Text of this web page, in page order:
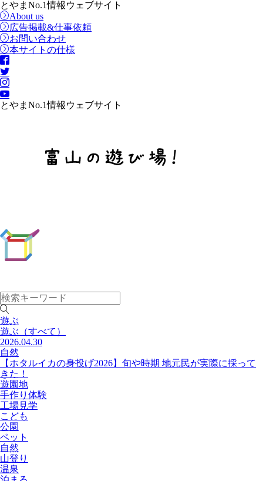
とやまNo.1情報ウェブサイト
About us
広告掲載&仕事依頼
お問い合わせ
本サイトの仕様
とやまNo.1情報ウェブサイト
遊ぶ
遊ぶ （すべて）
2026.04.30
自然
【ホタルイカの身投げ2026】旬や時期 地元民が実際に採って
きた！
遊園地
手作り体験
工場見学
こども
公園
ペット
自然
山登り
温泉